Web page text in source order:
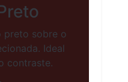
preto sobre o
Ideal
contraste.